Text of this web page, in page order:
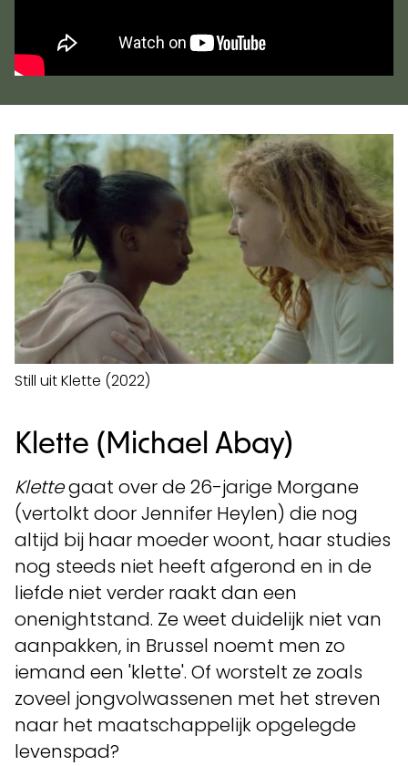
Still uit Klette (2022)
Klette (Michael Abay)
Klettegaat over de 26-jarige Morgane
(vertolkt door Jennifer Heylen) die nog
altijd bij haar moeder woont, haar studies
nog steeds niet heeft afgerond en in de
liefde niet verder raakt dan een
onenightstand. Ze weet duidelijk niet van
aanpakken, in Brussel noemt men zo
iemand een 'klette'. Of worstelt ze zoals
zoveel jongvolwassenen met het streven
naar het maatschappelijk opgelegde
levenspad?